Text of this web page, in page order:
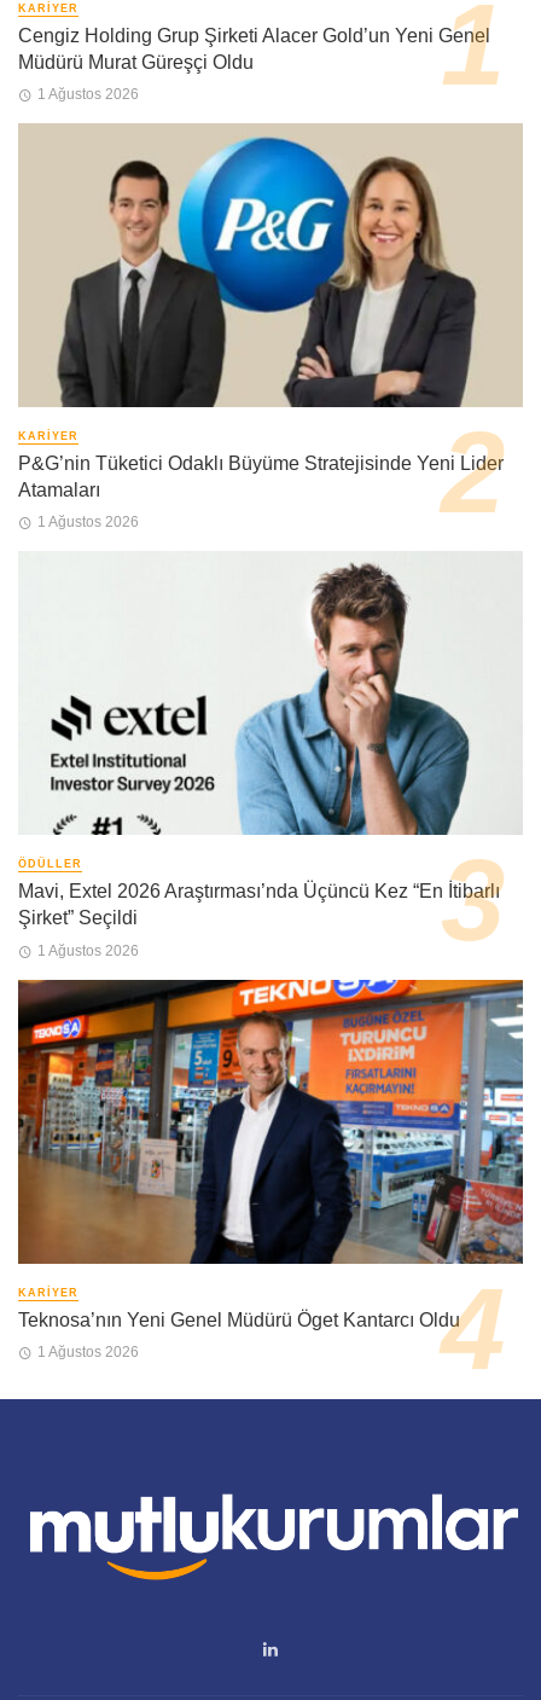
KARIYER
Cengiz Holding Grup Şirketi Alacer Gold’un Yeni Genel
Müdürü Murat Güreşçi Oldu
1 Ağustos 2026
KARIYER
P&G’nin Tüketici Odaklı Büyüme Stratejisinde Yeni Lider
Atamaları
1 Ağustos 2026
ÖDÜLLER
Mavi, Extel 2026 Araştırması’nda Üçüncü Kez “En İtibarlı
Şirket” Seçildi
1 Ağustos 2026
KARIYER
Teknosa’nın Yeni Genel Müdürü Öget Kantarcı Oldu
1 Ağustos 2026